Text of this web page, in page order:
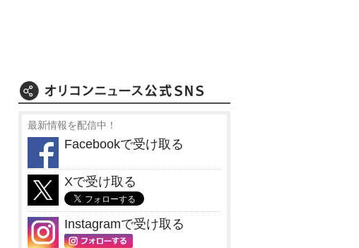
最新情報を配信中！
Facebookで受け取る
Xで受け取る
Instagramで受け取る